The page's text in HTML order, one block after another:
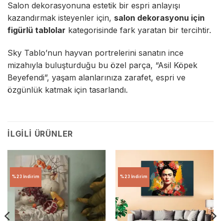
Salon dekorasyonuna estetik bir espri anlayışı
kazandırmak isteyenler için, salon dekorasyonu için
figürlü tablolar kategorisinde fark yaratan bir tercihtir.
Sky Tablo’nun hayvan portrelerini sanatın ince
mizahıyla buluşturduğu bu özel parça, “Asil Köpek
Beyefendi”, yaşam alanlarınıza zarafet, espri ve
özgünlük katmak için tasarlandı.
İLGILI ÜRÜNLER
%23 İndirim %23 İndirim